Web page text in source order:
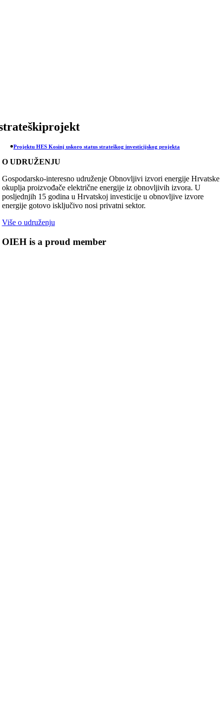
Projektu HES Kosinj uskoro status strateškog investicijskog projekta
O UDRUŽENJU
Gospodarsko-interesno udruženje Obnovljivi izvori energije Hrvatske
okuplja proizvođače električne energije iz obnovljivih izvora. U
posljednjih 15 godina u Hrvatskoj investicije u obnovljive izvore
energije gotovo isključivo nosi privatni sektor.
Više o udruženju
OIEH is a proud member